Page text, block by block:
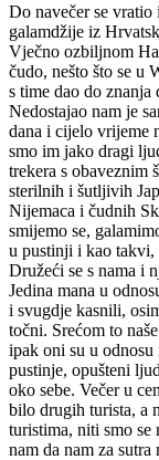
Do navečer se
galamdžije iz
Vječno ozbiljnom
čudo, nešto što se u
s time dao do
Nedostajao nam je
dana i cijelo vrijeme
smo im jako dragi
trekera s obaveznim
sterilnih i šutljivih
Nijemaca i čudnih
smijemo se,
u pustinji i kao takvi,
Družeći se s nama i
Jedina mana u
i svugdje kasnili,
točni. Srećom to
ipak oni su u odnosu
pustinje, opušteni
oko sebe. Večer u
bilo drugih turista, a
turistima, niti smo se
nam da nam za